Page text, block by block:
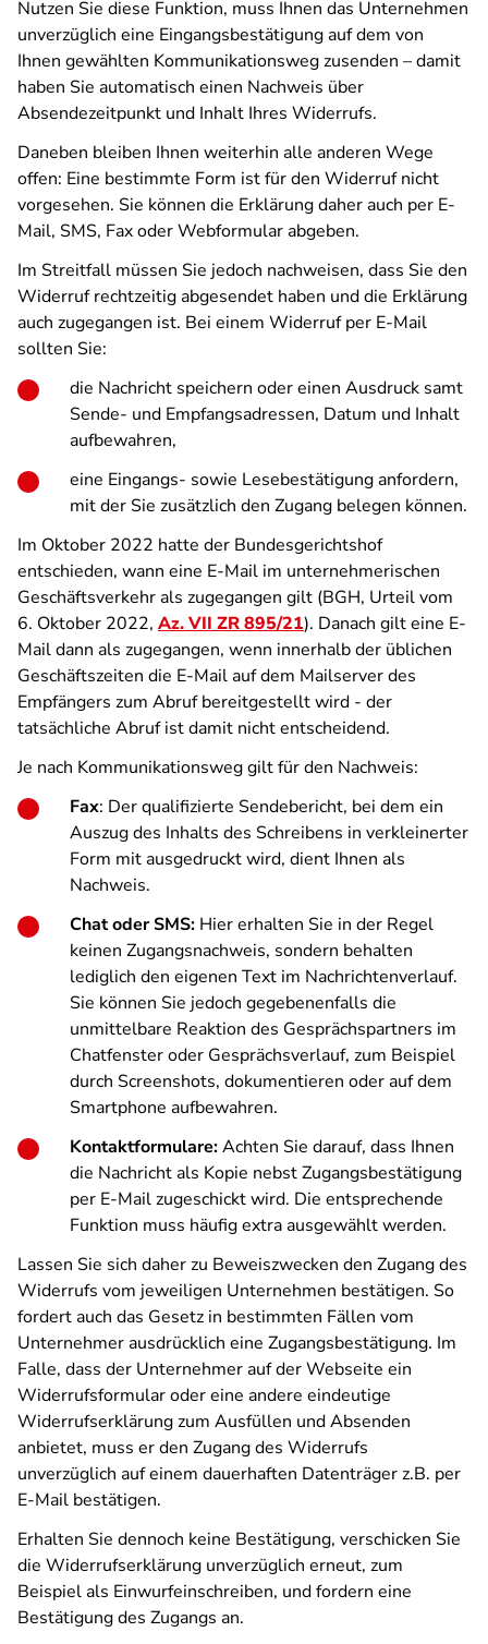
Nutzen Sie diese Funktion, muss Ihnen das Unternehmen
unverzüglich eine Eingangsbestätigung auf dem von
Ihnen gewählten Kommunikationsweg zusenden – damit
haben Sie automatisch einen Nachweis über
Absendezeitpunkt und Inhalt Ihres Widerrufs.
Daneben bleiben Ihnen weiterhin alle anderen Wege
offen: Eine bestimmte Form ist für den Widerruf nicht
vorgesehen. Sie können die Erklärung daher auch per E-
Mail, SMS, Fax oder Webformular abgeben.
Im Streitfall müssen Sie jedoch nachweisen, dass Sie den
Widerruf rechtzeitig abgesendet haben und die Erklärung
auch zugegangen ist. Bei einem Widerruf per E-Mail
sollten Sie:
die Nachricht speichern oder einen Ausdruck samt
Sende- und Empfangsadressen, Datum und Inhalt
aufbewahren,
eine Eingangs- sowie Lesebestätigung anfordern,
mit der Sie zusätzlich den Zugang belegen können.
Im Oktober 2022 hatte der Bundesgerichtshof
entschieden, wann eine E-Mail im unternehmerischen
Geschäftsverkehr als zugegangen gilt (BGH, Urteil vom
6. Oktober 2022, Az. VII ZR 895/21). Danach gilt eine E-
Mail dann als zugegangen, wenn innerhalb der üblichen
Geschäftszeiten die E-Mail auf dem Mailserver des
Empfängers zum Abruf bereitgestellt wird - der
tatsächliche Abruf ist damit nicht entscheidend.
Je nach Kommunikationsweg gilt für den Nachweis:
Fax: Der qualifizierte Sendebericht, bei dem ein
Auszug des Inhalts des Schreibens in verkleinerter
Form mit ausgedruckt wird, dient Ihnen als
Nachweis.
Chat oder SMS: Hier erhalten Sie in der Regel
keinen Zugangsnachweis, sondern behalten
lediglich den eigenen Text im Nachrichtenverlauf.
Sie können Sie jedoch gegebenenfalls die
unmittelbare Reaktion des Gesprächspartners im
Chatfenster oder Gesprächsverlauf, zum Beispiel
durch Screenshots, dokumentieren oder auf dem
Smartphone aufbewahren.
Kontaktformulare:Achten Sie darauf, dass Ihnen
die Nachricht als Kopie nebst Zugangsbestätigung
per E-Mail zugeschickt wird. Die entsprechende
Funktion muss häufig extra ausgewählt werden.
Lassen Sie sich daher zu Beweiszwecken den Zugang des
Widerrufs vom jeweiligen Unternehmen bestätigen. So
fordert auch das Gesetz in bestimmten Fällen vom
Unternehmer ausdrücklich eine Zugangsbestätigung. Im
Falle, dass der Unternehmer auf der Webseite ein
Widerrufsformular oder eine andere eindeutige
Widerrufserklärung zum Ausfüllen und Absenden
anbietet, muss er den Zugang des Widerrufs
unverzüglich auf einem dauerhaften Datenträger z.B. per
E-Mail bestätigen.
Erhalten Sie dennoch keine Bestätigung, verschicken Sie
die Widerrufserklärung unverzüglich erneut, zum
Beispiel als Einwurfeinschreiben, und fordern eine
Bestätigung des Zugangs an.